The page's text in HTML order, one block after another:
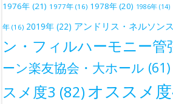
1976年 (21) 1977年 (16) 1978年(20) 1986年 (14)
年 (16) 2019年 (22) アンドリス・ネルソンス
ン・フィルハーモニー管
ーン楽友協会・大ホール (61)
スメ度3 (82) オススメ